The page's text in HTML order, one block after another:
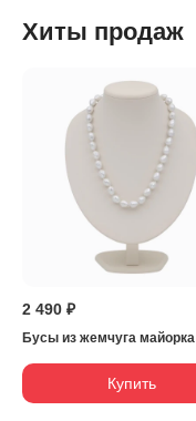
Хиты продаж
2 490 ₽
Бусы из жемчуга майорка
Купить